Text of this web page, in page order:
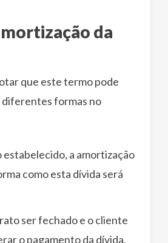
da
que este termo pode
diferentes formas no
a amortização
como esta dívida será
ser fechado e o cliente
o pagamento da dívida,